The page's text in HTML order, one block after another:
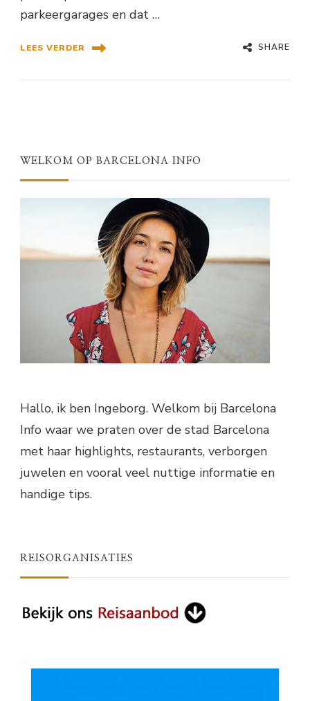
parkeergarages en dat …
LEES VERDER SHARE
WELKOM OP BARCELONA INFO
Hallo, ik ben Ingeborg. Welkom bij Barcelona
Info waar we praten over de stad Barcelona
met haar highlights, restaurants, verborgen
juwelen en vooral veel nuttige informatie en
handige tips.
REISORGANISATIES